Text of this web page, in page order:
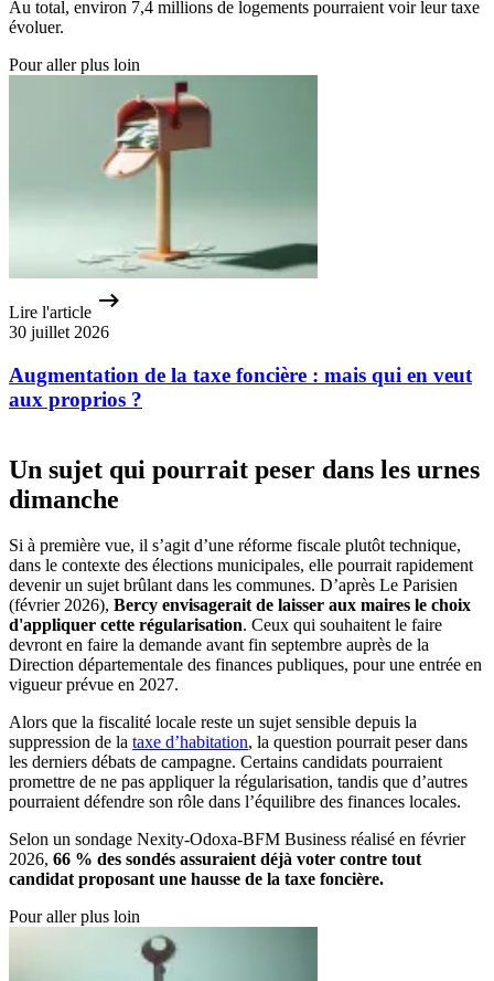
Au total, environ 7,4 millions de logements pourraient voir leur taxe
évoluer.
Pour aller plus loin
Lire l'article
30 juillet 2026
Augmentation de la taxe foncière : mais qui en veut
aux proprios ?
Un sujet qui pourrait peser dans les urnes
dimanche
Si à première vue, il s’agit d’une réforme fiscale plutôt technique,
dans le contexte des élections municipales, elle pourrait rapidement
devenir un sujet brûlant dans les communes. D’après Le Parisien
(février 2026), Bercy envisagerait de laisser aux maires le choix
d'appliquer cette régularisation. Ceux qui souhaitent le faire
devront en faire la demande avant fin septembre auprès de la
Direction départementale des finances publiques, pour une entrée en
vigueur prévue en 2027.
Alors que la fiscalité locale reste un sujet sensible depuis la
suppression de la taxe d’habitation, la question pourrait peser dans
les derniers débats de campagne. Certains candidats pourraient
promettre de ne pas appliquer la régularisation, tandis que d’autres
pourraient défendre son rôle dans l’équilibre des finances locales.
Selon un sondage Nexity-Odoxa-BFM Business réalisé en février
2026, 66 % des sondés assuraient déjà voter contre tout
candidat proposant une hausse de la taxe foncière.
Pour aller plus loin